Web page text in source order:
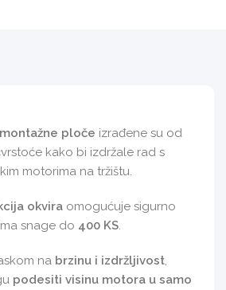
ploče izrađene su od
kako bi izdržale rad s
motorima na tržištu.
okvira omogućuje sigurno
snage do 400 KS.
na brzinu i izdržljivost,
podesiti visinu motora u samo